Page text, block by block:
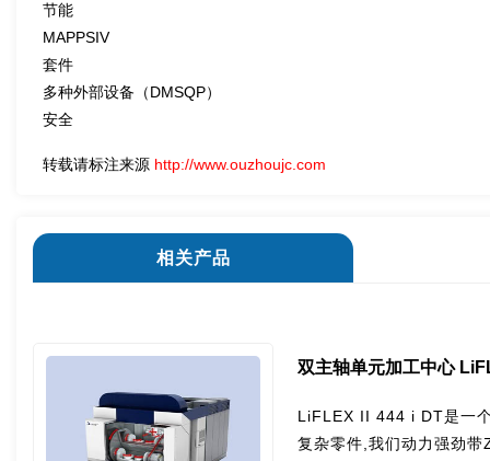
节能
MAPPSIV
套件
多种外部设备（DMSQP）
安全
转载请标注来源 http://www.ouzhoujc.com
相关产品
双主轴单元加工中心
LiFLEX II 444 i DT是一
复杂零件,我们动力强劲